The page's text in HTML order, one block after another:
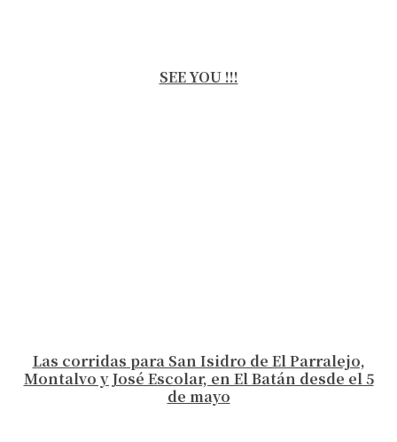
SEE YOU !!!
Las corridas para San Isidro de El Parralejo,
Montalvo y José Escolar, en El Batán desde el 5
de mayo